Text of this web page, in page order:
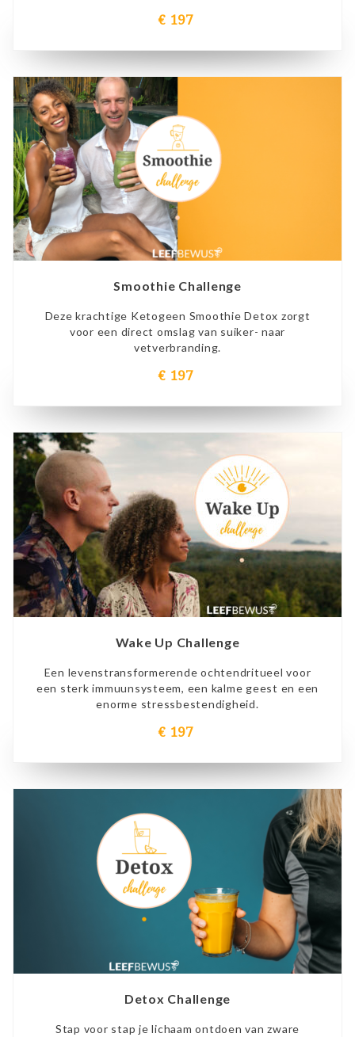
€ 197
Smoothie Challenge
Deze krachtige Ketogeen Smoothie Detox zorgt
voor een direct omslag van suiker- naar
vetverbranding.
€ 197
Wake Up Challenge
Een levenstransformerende ochtendritueel voor
een sterk immuunsysteem, een kalme geest en een
enorme stressbestendigheid.
€ 197
Detox Challenge
Stap voor stap je lichaam ontdoen van zware